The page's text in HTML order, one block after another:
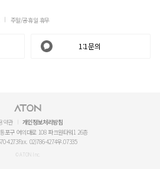
주말/공휴일 휴무
1:1문의
약관
개인정보처리방침
포구 여의대로 108 파크원타워1 26층
4273Fax. 02)786-4274우.07335
© ATON Inc.